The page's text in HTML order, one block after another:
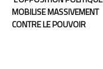
MOBILISE MASSIVEMENT
CONTRE LE POUVOIR